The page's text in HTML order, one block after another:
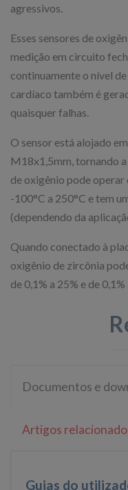
agressivos.
Esses sensores de
medição em circuito
continuamente o nível
cardíaco também é
quaisquer falhas.
O sensor está alojado
M18x1,5mm, tornando
de oxigênio pode
-100°C a 250°C e tem
(dependendo da
Quando conectado à
oxigênio de zircônia
de 0,1% a 25% e de 0,1%
Documentos e
Artigos
Guias do